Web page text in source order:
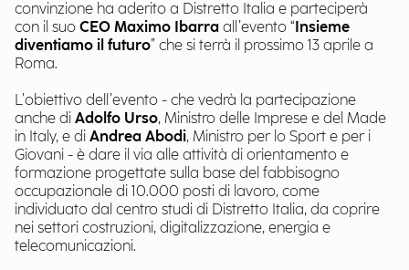
convinzione ha aderito a Distretto Italia e parteciperà
con il suo CEO Maximo Ibarra all’evento “ Insieme
diventiamo il futuro” che si terrà il prossimo 13 aprile a
Roma.
L’obiettivo dell’evento - che vedrà la partecipazione
anche di Adolfo Urso, Ministro delle Imprese e del Made
in Italy, e di Andrea Abodi, Ministro per lo Sport e per i
Giovani - è dare il via alle attività di orientamento e
formazione progettate sulla base del fabbisogno
occupazionale di 10.000 posti di lavoro, come
individuato dal centro studi di Distretto Italia, da coprire
nei settori costruzioni, digitalizzazione, energia e
telecomunicazioni.